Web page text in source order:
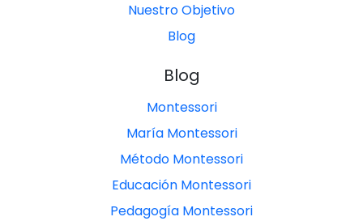
Nuestro Objetivo
Blog
Blog
Montessori
María Montessori
Método Montessori
Educación Montessori
Pedagogía Montessori